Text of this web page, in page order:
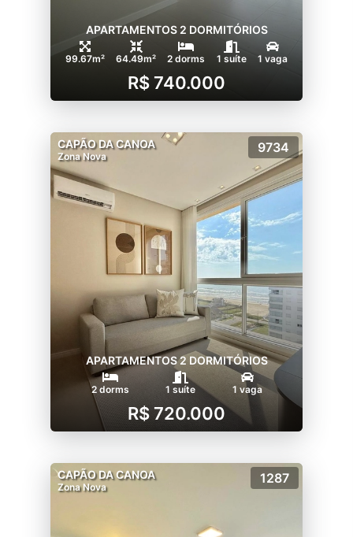
APARTAMENTOS 2 DORMITÓRIOS
99.67m² 64.49m² 2 dorms 1 suíte 1 vaga
R$ 740.000
CAPÃO DA CANOA
Zona Nova
9734
APARTAMENTOS 2 DORMITÓRIOS
2 dorms 1 suíte 1 vaga
R$ 720.000
CAPÃO DA CANOA
Zona Nova
1287